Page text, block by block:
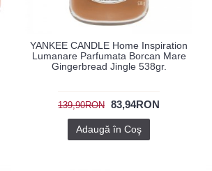
YANKEE CANDLE Home Inspiration
Lumanare Parfumata Borcan Mare
Gingerbread Jingle 538gr.
139,90RON 83,94RON
Adaugă în Coş